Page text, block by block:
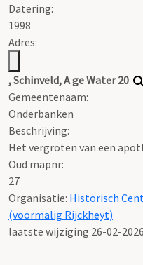
Datering:
1998
Adres:
, Schinveld, A ge Water 20
Gemeentenaam:
Onderbanken
Beschrijving:
Het vergroten van een
Oud mapnr:
27
Organisatie: Historisch
(voormalig Rijckheyt)
laatste wijziging 26-02-2026